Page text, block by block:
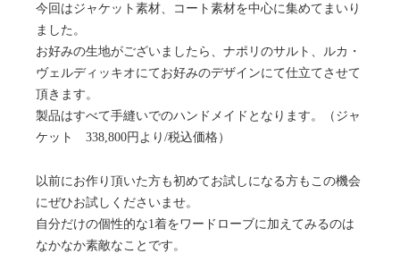
今回はジャケット素材、コート素材を中心に集めてまいり
ました。
お好みの生地がございましたら、ナポリのサルト、ルカ・
ヴェルディッキオにてお好みのデザインにて仕立てさせて
頂きます。
製品はすべて手縫いでのハンドメイドとなります。（ジャ
ケット 338,800円より/税込価格）
以前にお作り頂いた方も初めてお試しになる方もこの機会
にぜひお試しくださいませ。
自分だけの個性的な1着をワードローブに加えてみるのは
なかなか素敵なことです。